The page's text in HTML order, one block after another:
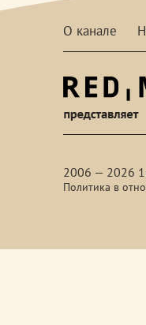
О канале
2006 — 2026
Политика в